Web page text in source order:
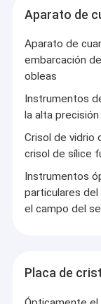
Piezas de
Equipo de
Instrumento
Cristal óptico
Aparato de
Aparato de
embarcación
obleas
Instrumentos
la alta
Crisol de vidrio
crisol de sílice
Instrumentos
particulares
el campo del
Placa de